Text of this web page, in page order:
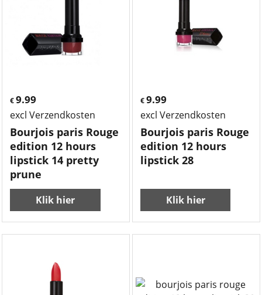
€ 9.99
excl Verzendkosten
Bourjois paris Rouge
edition 12 hours
lipstick 14 pretty
prune
Klik hier
€9.99
excl Verzendkosten
Bourjois paris Rouge
edition 12 hours
lipstick 28
Klik hier